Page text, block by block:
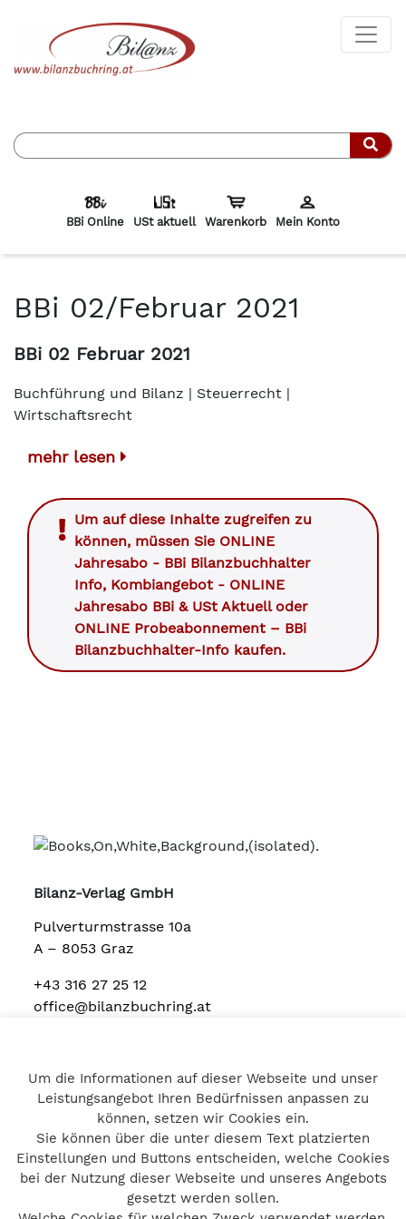
BBi Online USt aktuell Warenkorb Mein Konto
BBi 02/Februar 2021
BBi 02 Februar 2021
Buchführung und Bilanz | Steuerrecht |
Wirtschaftsrecht
mehr lesen
Um auf diese Inhalte zugreifen zu
können, müssen Sie ONLINE
Jahresabo - BBi Bilanzbuchhalter
Info, Kombiangebot - ONLINE
Jahresabo BBi & USt Aktuelloder
ONLINE Probeabonnement – BBi
Bilanzbuchhalter-Info kaufen.
Bilanz-Verlag GmbH
Pulverturmstrasse 10a
A – 8053 Graz
+43 316 27 25 12
office@bilanzbuchring.at
Home
Impressum
Datenschutz
Kontakt
Um die Informationen auf dieser Webseite und unser
Leistungsangebot Ihren Bedürfnissen anpassen zu
können, setzen wir Cookies ein.
Sie können über die unter diesem Text platzierten
Einstellungen und Buttons entscheiden, welche Cookies
bei der Nutzung dieser Webseite und unseres Angebots
gesetzt werden sollen.